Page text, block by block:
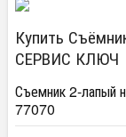
Купить
СЕРВИС КЛЮЧ
Съемник 2-лапый
77070